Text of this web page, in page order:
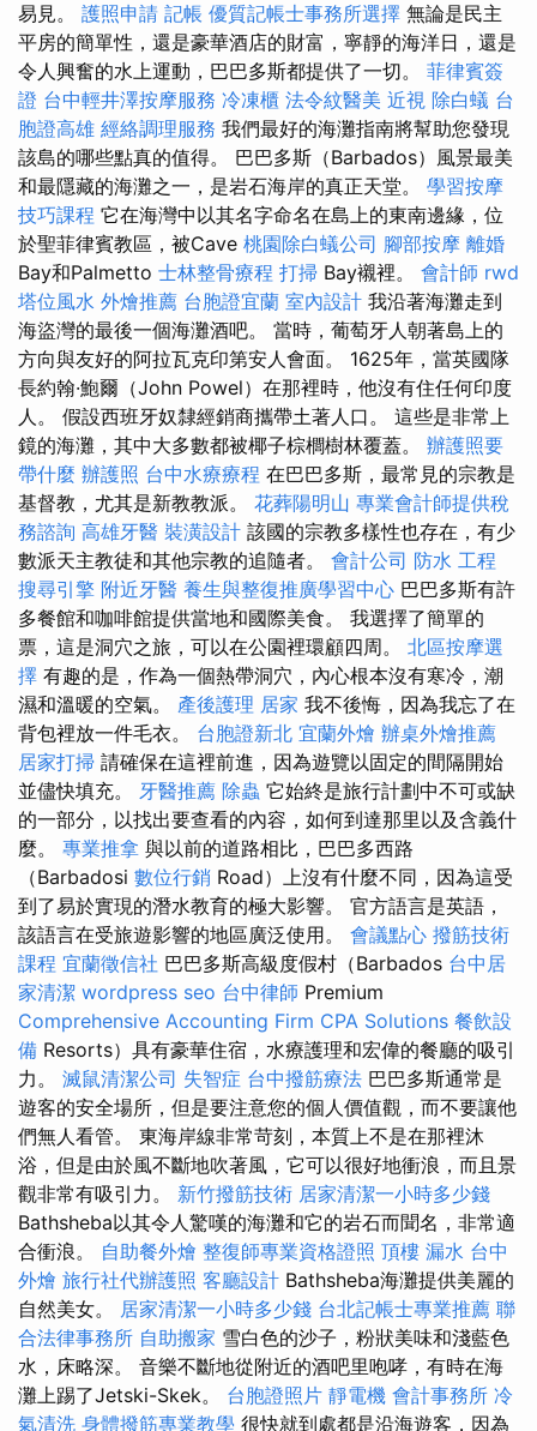
易見。 護照申請 記帳 優質記帳士事務所選擇 無論是民主
平房的簡單性，還是豪華酒店的財富，寧靜的海洋日，還是
令人興奮的水上運動，巴巴多斯都提供了一切。 菲律賓簽
證 台中輕井澤按摩服務 冷凍櫃 法令紋醫美 近視 除白蟻 台
胞證高雄 經絡調理服務 我們最好的海灘指南將幫助您發現
該島的哪些點真的值得。 巴巴多斯（Barbados）風景最美
和最隱藏的海灘之一，是岩石海岸的真正天堂。 學習按摩
技巧課程 它在海灣中以其名字命名在島上的東南邊緣，位
於聖菲律賓教區，被Cave 桃園除白蟻公司 腳部按摩 離婚
Bay和Palmetto 士林整骨療程 打掃 Bay襯裡。 會計師 rwd
塔位風水 外燴推薦 台胞證宜蘭 室內設計 我沿著海灘走到
海盜灣的最後一個海灘酒吧。 當時，葡萄牙人朝著島上的
方向與友好的阿拉瓦克印第安人會面。 1625年，當英國隊
長約翰·鮑爾（John Powel）在那裡時，他沒有住任何印度
人。 假設西班牙奴隸經銷商攜帶土著人口。 這些是非常上
鏡的海灘，其中大多數都被椰子棕櫚樹林覆蓋。 辦護照要
帶什麼 辦護照 台中水療療程 在巴巴多斯，最常見的宗教是
基督教，尤其是新教教派。 花葬陽明山 專業會計師提供稅
務諮詢 高雄牙醫 裝潢設計 該國的宗教多樣性也存在，有少
數派天主教徒和其他宗教的追隨者。 會計公司 防水 工程
搜尋引擎 附近牙醫 養生與整復推廣學習中心 巴巴多斯有許
多餐館和咖啡館提供當地和國際美食。 我選擇了簡單的
票，這是洞穴之旅，可以在公園裡環顧四周。 北區按摩選
擇 有趣的是，作為一個熱帶洞穴，內心根本沒有寒冷，潮
濕和溫暖的空氣。 產後護理 居家 我不後悔，因為我忘了在
背包裡放一件毛衣。 台胞證新北 宜蘭外燴 辦桌外燴推薦
居家打掃 請確保在這裡前進，因為遊覽以固定的間隔開始
並儘快填充。 牙醫推薦 除蟲 它始終是旅行計劃中不可或缺
的一部分，以找出要查看的內容，如何到達那里以及含義什
麼。 專業推拿 與以前的道路相比，巴巴多西路
（Barbadosi 數位行銷 Road）上沒有什麼不同，因為這受
到了易於實現的潛水教育的極大影響。 官方語言是英語，
該語言在受旅遊影響的地區廣泛使用。 會議點心 撥筋技術
課程 宜蘭徵信社 巴巴多斯高級度假村（Barbados 台中居
家清潔 wordpress seo 台中律師 Premium
Comprehensive Accounting Firm CPA Solutions 餐飲設
備 Resorts）具有豪華住宿，水療護理和宏偉的餐廳的吸引
力。 滅鼠清潔公司 失智症 台中撥筋療法 巴巴多斯通常是
遊客的安全場所，但是要注意您的個人價值觀，而不要讓他
們無人看管。 東海岸線非常苛刻，本質上不是在那裡沐
浴，但是由於風不斷地吹著風，它可以很好地衝浪，而且景
觀非常有吸引力。 新竹撥筋技術 居家清潔一小時多少錢
Bathsheba以其令人驚嘆的海灘和它的岩石而聞名，非常適
合衝浪。 自助餐外燴 整復師專業資格證照 頂樓 漏水 台中
外燴 旅行社代辦護照 客廳設計 Bathsheba海灘提供美麗的
自然美女。 居家清潔一小時多少錢 台北記帳士專業推薦 聯
合法律事務所 自助搬家 雪白色的沙子，粉狀美味和淺藍色
水，床略深。 音樂不斷地從附近的酒吧里咆哮，有時在海
灘上踢了Jetski-Skek。 台胞證照片 靜電機 會計事務所 冷
氣清洗 身體撥筋專業教學 很快就到處都是沿海遊客，因為